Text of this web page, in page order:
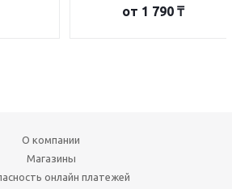
от 1 790 ₸
О компании
Магазины
онлайн платежей